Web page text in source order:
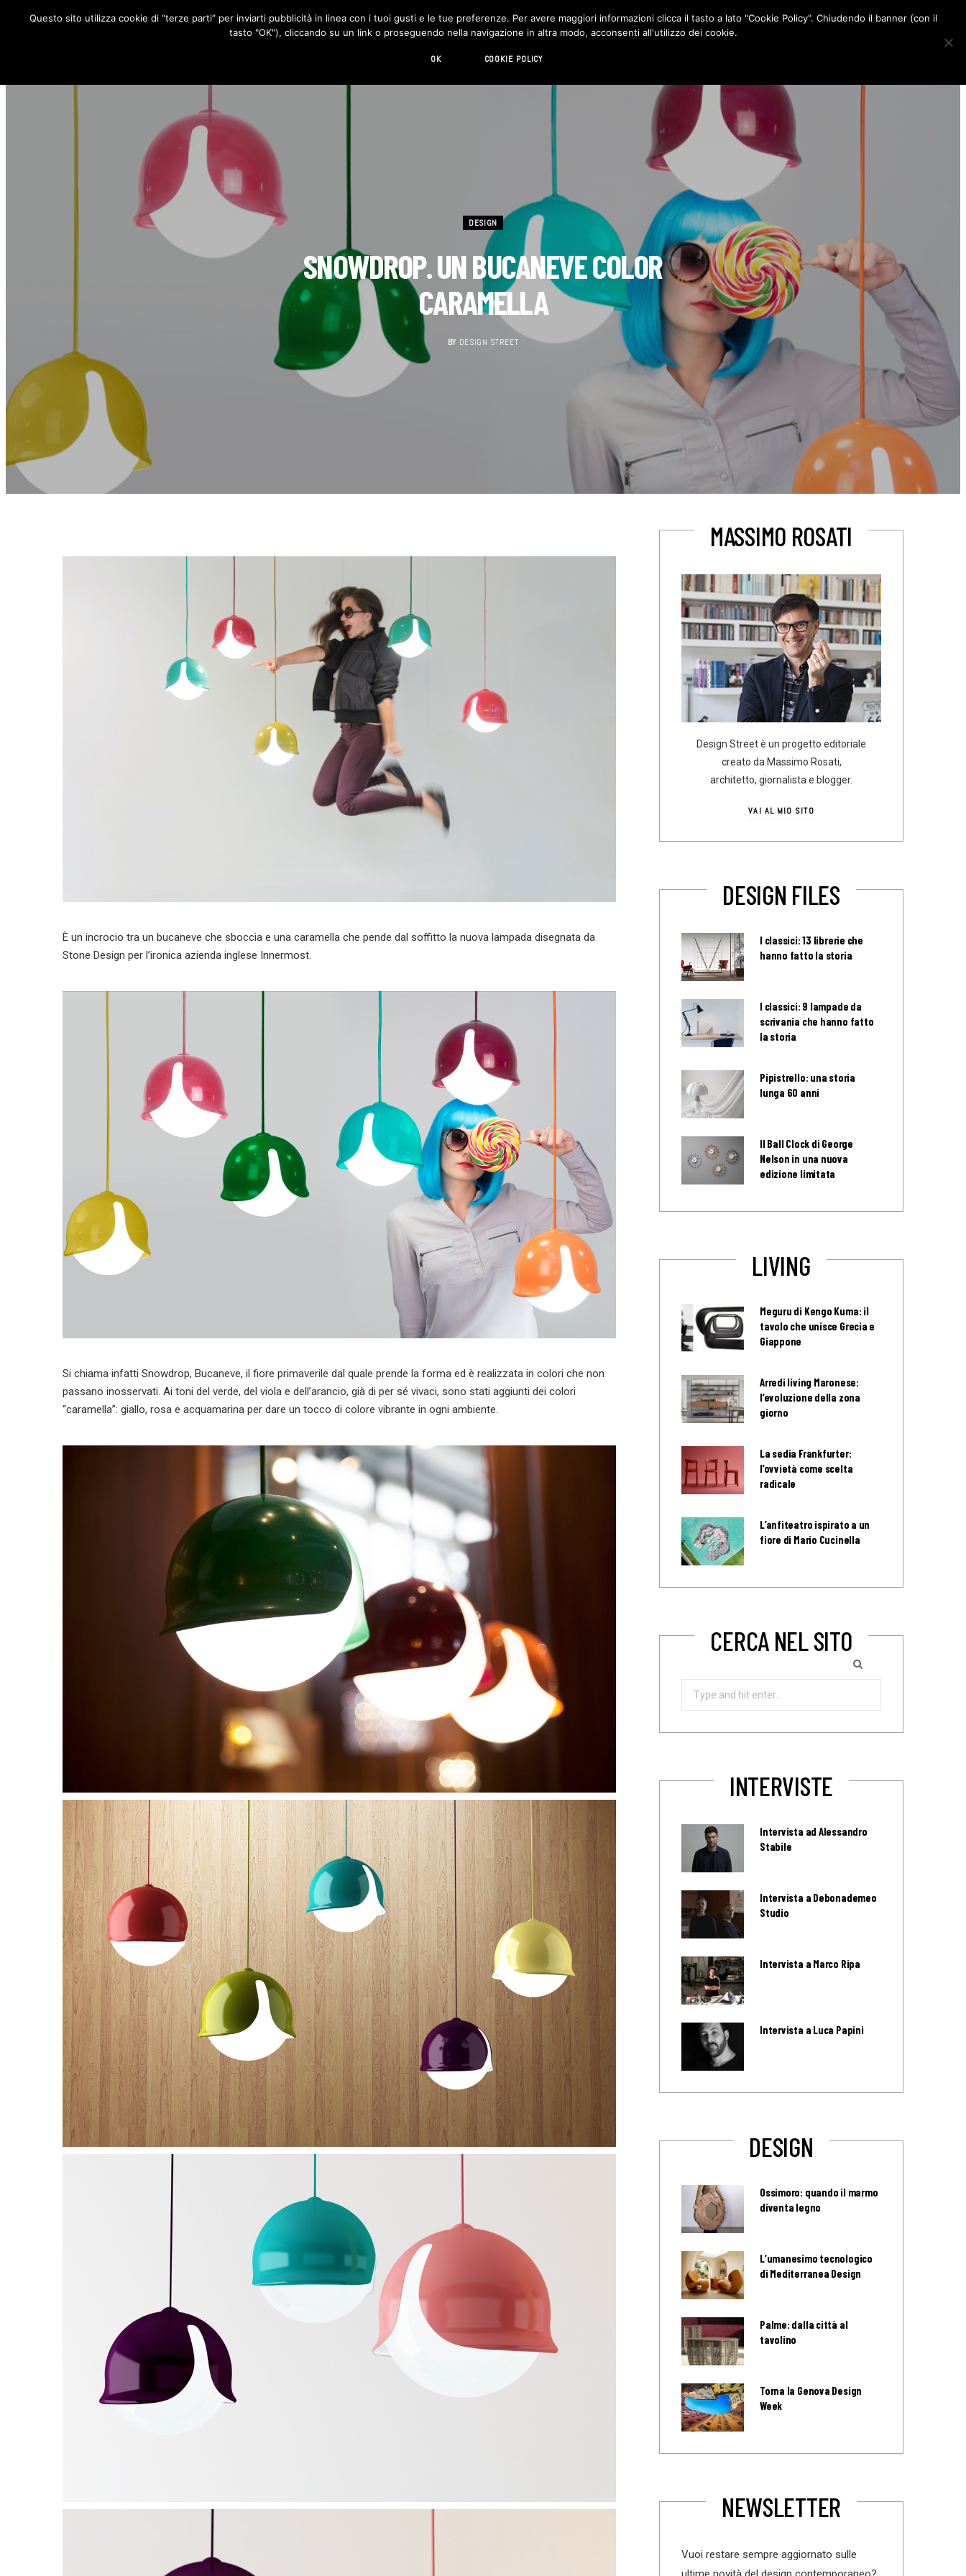
RUBRICHE DESIGN LIVING HI-TECH CHI SIAMO CONTATTI
o
g
r
d
DESIGN
SNOWDROP. UN BUCANEVE COLOR
CARAMELLA
BY DESIGN STREET
È un incrocio tra un bucaneve che sboccia e una caramella che pende dal soffitto la nuova lampada disegnata da
Stone Design per l’ironica azienda inglese Innermost.
Si chiama infatti Snowdrop, Bucaneve, il fiore primaverile dal quale prende la forma ed è realizzata in colori che non
passano inosservati. Ai toni del verde, del viola e dell’arancio, già di per sé vivaci, sono stati aggiunti dei colori
“caramella”: giallo, rosa e acquamarina per dare un tocco di colore vibrante in ogni ambiente.
MASSIMO ROSATI
Design Street è un progetto editoriale
creato da Massimo Rosati,
architetto, giornalista e blogger.
VAI AL MIO SITO
DESIGN FILES
I classici: 13 librerie che
hanno fatto la storia
I classici: 9 lampade da
scrivania che hanno fatto
la storia
Pipistrello: una storia
lunga 60 anni
Il Ball Clock di George
Nelson in una nuova
edizione limitata
LIVING
Meguru di Kengo Kuma: il
tavolo che unisce Grecia e
Giappone
Arredi living Maronese:
l’evoluzione della zona
giorno
La sedia Frankfurter:
l’ovvietà come scelta
radicale
L’anfiteatro ispirato a un
fiore di Mario Cucinella
CERCA NEL SITO
Search
INTERVISTE
Intervista ad Alessandro
Stabile
Intervista a Debonademeo
Studio
Intervista a Marco Ripa
Intervista a Luca Papini
DESIGN
Ossimoro: quando il marmo
diventa legno
L’umanesimo tecnologico
di Mediterranea Design
Palme: dalla città al
tavolino
Torna la Genova Design
Week
NEWSLETTER
Vuoi restare sempre aggiornato sulle
Questo sito utilizza cookie di “terze parti” per inviarti pubblicità in linea con i tuoi gusti e le tue preferenze. Per avere maggiori informazioni clicca il tasto a lato "Cookie Policy". Chiudendo il banner (con il
tasto "OK"), cliccando su un link o proseguendo nella navigazione in altra modo, acconsenti all'utilizzo dei cookie.
OK COOKIE POLICY